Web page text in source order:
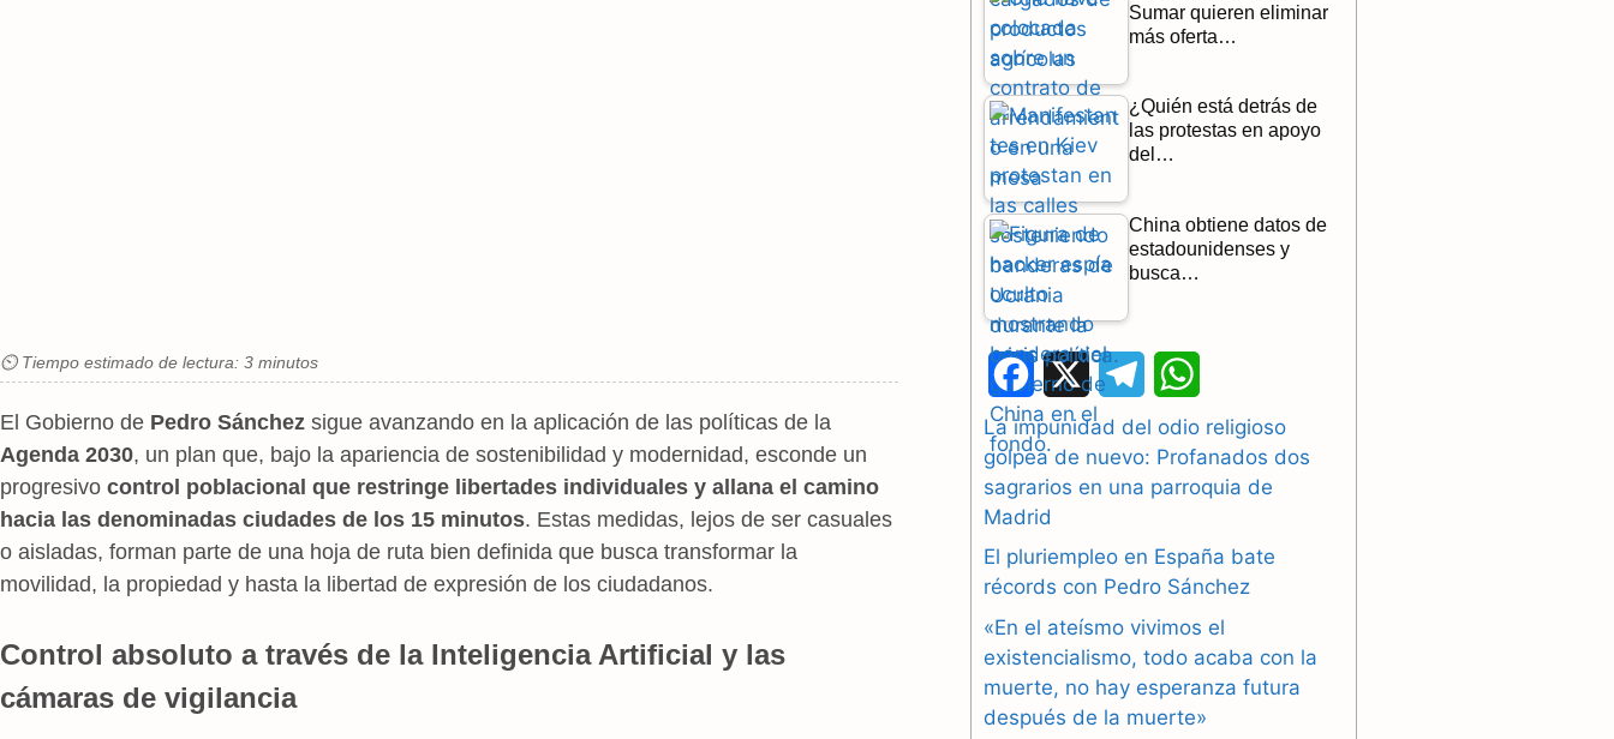
⏲ Tiempo estimado de lectura: 3 minutos
El Gobierno de Pedro Sánchez sigue avanzando en la aplicación de las políticas de la
Agenda 2030, un plan que, bajo la apariencia de sostenibilidad y modernidad, esconde un
progresivo control poblacional que restringe libertades individuales y allana el camino
hacia las denominadas ciudades de los 15 minutos. Estas medidas, lejos de ser casuales
o aisladas, forman parte de una hoja de ruta bien definida que busca transformar la
movilidad, la propiedad y hasta la libertad de expresión de los ciudadanos.
Control absoluto a través de la Inteligencia Artificial y las
cámaras de vigilancia
Sumar quieren eliminar
más oferta…
¿Quién está detrás de
las protestas en apoyo
del…
China obtiene datos de
estadounidenses y
busca…
F
a
c
e
b
o
o
k
X
e
l
g
r
a
m
h
a
s
A
p
p
La impunidad del odio religioso
golpea de nuevo: Profanados dos
sagrarios en una parroquia de
Madrid
El pluriempleo en España bate
récords con Pedro Sánchez
«En el ateísmo vivimos el
existencialismo, todo acaba con la
muerte, no hay esperanza futura
después de la muerte»